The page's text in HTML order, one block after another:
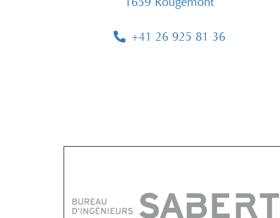
+41 26 925 81 36